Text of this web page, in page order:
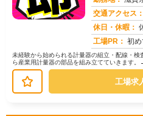
交通アクセス：
休日・休暇： 休
工場PR： 初めての社会人
未経験から始められる計量器の組立・配線・
ら産業用計量器の部品を組み立てていきます
動作確認を行います。→ 最後に、目...
工場求